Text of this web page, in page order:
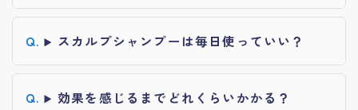
スカルプシャンプーは毎日使っていい？
効果を感じるまでどれくらいかかる？